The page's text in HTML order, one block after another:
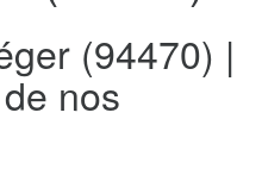
(94470) |
nos